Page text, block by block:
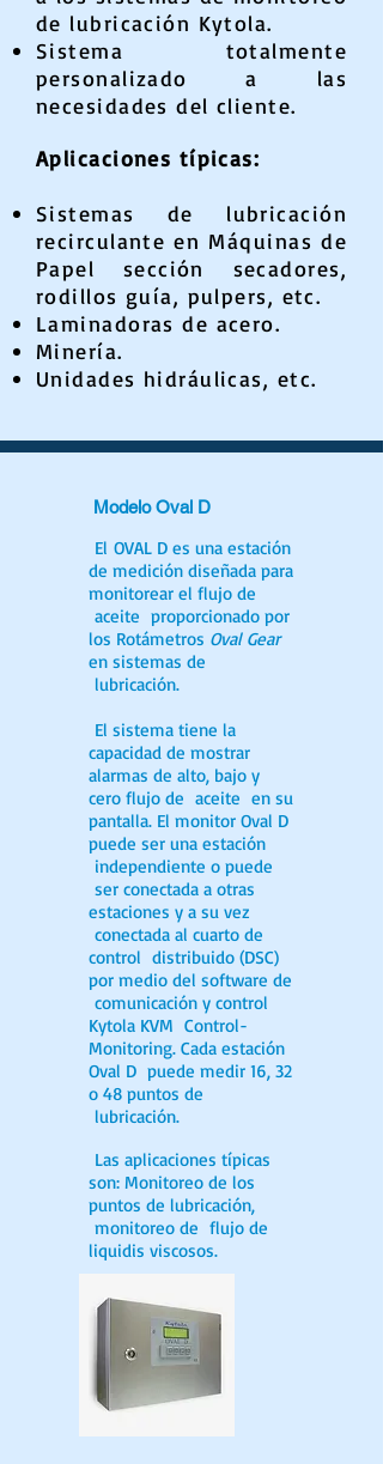
de lubricación Kytola.
Sistema totalmente
personalizado a las
necesidades del cliente.
Aplicaciones típicas:
Sistemas de lubricación
recirculante en Máquinas de
Papel sección secadores,
rodillos guía, pulpers, etc.
Laminadoras de acero.
Minería.
Unidades hidráulicas, etc.
Modelo Oval D
El OVAL D es una estación
de medición diseñada para
monitorear el flujo de
aceite proporcionado por
los Rotámetros Oval Gear
en sistemas de
lubricación.
El sistema tiene la
capacidad de mostrar
alarmas de alto, bajo y
cero flujo de aceite en su
pantalla. El monitor Oval D
puede ser una estación
independiente o puede
ser conectada a otras
estaciones y a su vez
conectada al cuarto de
control distribuido (DSC)
por medio del software de
comunicación y control
Kytola KVM Control-
Monitoring. Cada estación
Oval D puede medir 16, 32
o 48 puntos de
lubricación.
Las aplicaciones típicas
son: Monitoreo de los
puntos de lubricación,
monitoreo de flujo de
liquidis viscosos.